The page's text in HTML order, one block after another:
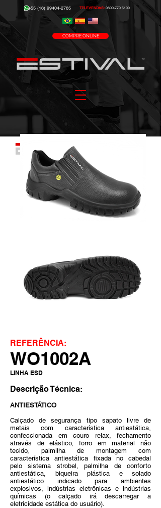
+55 (16) 99404-2765 TELEVENDAS: 0800-770 5100
COMPRE ONLINE
REFERÊNCIA:
WO1002A
LINHA ESD
Descrição Técnica:
ANTIESTÁTICO
Calçado de segurança tipo sapato livre de
metais com característica antiestática,
confeccionada em couro relax, fechamento
através de elástico, forro em material não
tecido, palmilha de montagem com
característica antiestática fixada no cabedal
pelo sistema strobel, palmilha de conforto
antiestática, biqueira plástica e solado
antiestático indicado para ambientes
explosivos, indústrias eletrônicas e indústrias
químicas (o calçado irá descarregar a
eletricidade estática do usuário).